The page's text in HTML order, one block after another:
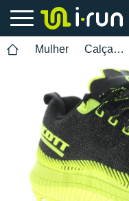
Mulher Calçados